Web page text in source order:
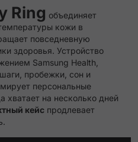
Ring объединяет
кожи в
повседневную
здоровья. Устройство
Samsung Health,
пробежки, сон и
персональные
хватает на несколько дней
кейс продлевает